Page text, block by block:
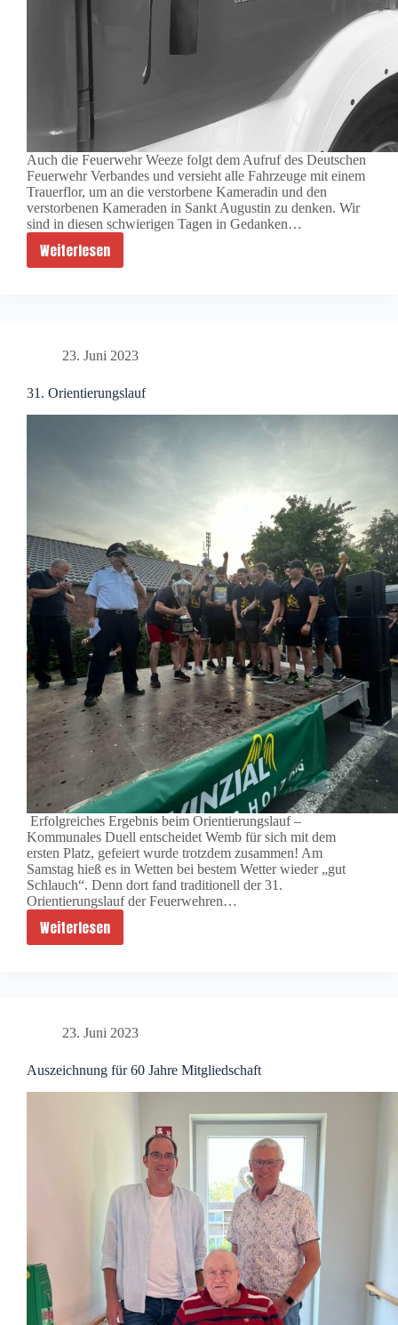
Auch die Feuerwehr Weeze folgt dem Aufruf des Deutschen
Feuerwehr Verbandes und versieht alle Fahrzeuge mit einem
Trauerflor, um an die verstorbene Kameradin und den
verstorbenen Kameraden in Sankt Augustin zu denken. Wir
sind in diesen schwierigen Tagen in Gedanken…
Weiterlesen
Trauerflor
23. Juni 2023
31. Orientierungslauf
Erfolgreiches Ergebnis beim Orientierungslauf –
Kommunales Duell entscheidet Wemb für sich mit dem
ersten Platz, gefeiert wurde trotzdem zusammen! Am
Samstag hieß es in Wetten bei bestem Wetter wieder „gut
Schlauch“. Denn dort fand traditionell der 31.
Orientierungslauf der Feuerwehren…
Weiterlesen
31.
23. Juni 2023
Auszeichnung für 60 Jahre Mitgliedschaft